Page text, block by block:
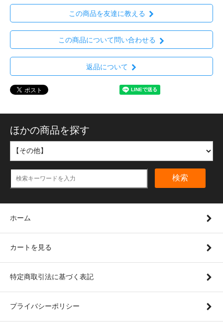
この商品を友達に教える
この商品について問い合わせる
返品について
ほかの商品を探す
検索
ホーム
カートを見る
特定商取引法に基づく表記
プライバシーポリシー